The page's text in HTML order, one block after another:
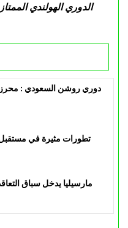
الدوري الهولندي
دوري روشن السعودي : محرز
تطورات مثيرة في
مارسيليا يدخل سباق